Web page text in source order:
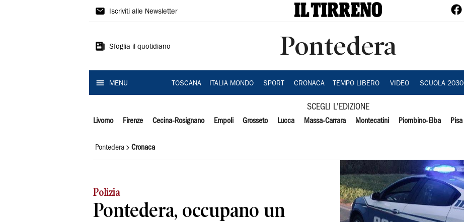
Il
Iscriviti alle Newsletter
Sfoglia il quotidiano Pontedera
MENU TOSCANA ITALIA MONDO SPORT CRONACA TEMPO LIBERO VIDEO SCUOLA 2030
SCEGLI L'EDIZIONE
Livorno Firenze Cecina-Rosignano Empoli Grosseto Lucca Massa-Carrara Montecatini Piombino-Elba Pisa
Pontedera Cronaca
Polizia
Pontedera, occupano un